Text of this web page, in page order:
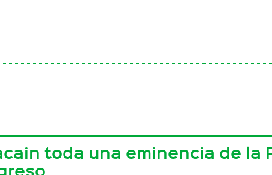
toda una eminencia de